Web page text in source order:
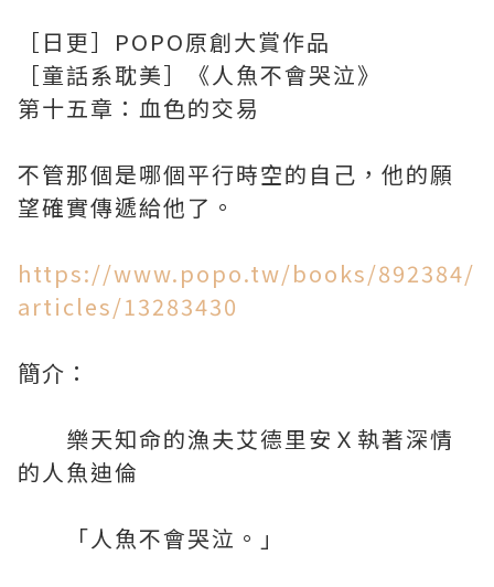
［日更］POPO原創大賞作品
［童話系耽美］《人魚不會哭泣》
第十五章：血色的交易
不管那個是哪個平行時空的自己，他的願
望確實傳遞給他了。
https://www.popo.tw/books/892384/
articles/13283430
簡介：
樂天知命的漁夫艾德里安Ｘ執著深情
的人魚迪倫
「人魚不會哭泣。」